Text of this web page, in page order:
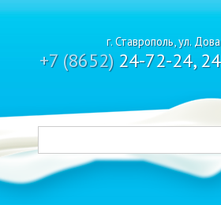
г. Ставрополь, ул.
+7 (8652) 24-72-24,